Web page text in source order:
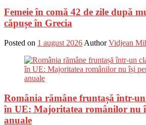
Femeie în comă 42 de zile după
căpușe în Grecia
Posted on 1 august 2026 Author Vidjean
România rămâne fruntașă într-
în UE: Majoritatea românilor nu
anuale